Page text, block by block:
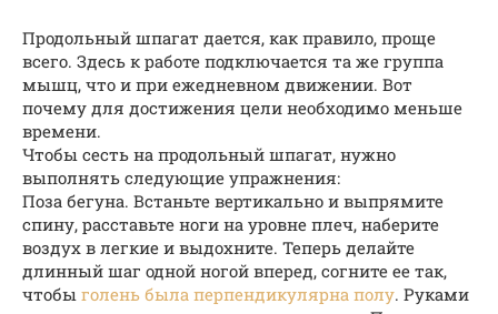
Продольный шпагат дается, как правило, проще
всего. Здесь к работе подключается та же группа
мышц, что и при ежедневном движении. Вот
почему для достижения цели необходимо меньше
времени.
Чтобы сесть на продольный шпагат, нужно
выполнять следующие упражнения:
Поза бегуна. Встаньте вертикально и выпрямите
спину, расставьте ноги на уровне плеч, наберите
воздух в легкие и выдохните. Теперь делайте
длинный шаг одной ногой вперед, согните ее так,
чтобы голень была перпендикулярна полу. Руками